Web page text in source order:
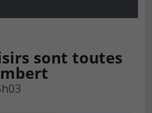
sont toutes